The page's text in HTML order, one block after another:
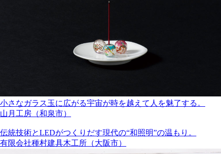
小さなガラス玉に広がる宇宙が時を越えて人を魅了する。
山月工房（和泉市）
伝統技術とLEDがつくりだす現代の“和照明”の温もり。
有限会社種村建具木工所（大阪市）